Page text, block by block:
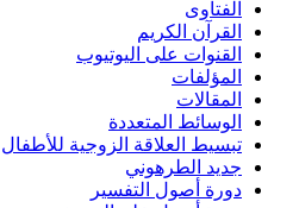
الفتاوى
القرآن الكريم
القنوات على اليوتيوب
المؤلفات
المقالات
الوسائط المتعددة
تبسيط العلاقة الزوجية للأطفال
جديد الطرهوني
دورة أصول التفسير